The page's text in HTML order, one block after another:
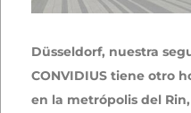
Düsseldorf, nuestra
CONVIDIUS tiene otro
en la metrópolis del